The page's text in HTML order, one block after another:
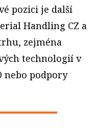
pozici je další
Handling CZ a
zejména
technologií v
nebo podpory